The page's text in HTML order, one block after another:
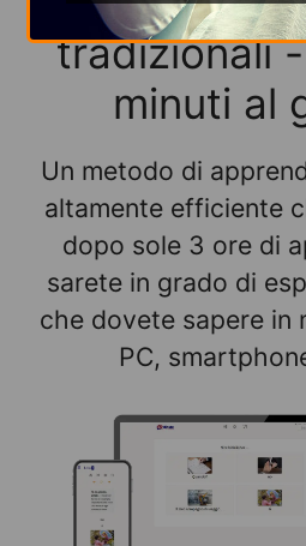
tradizionali
minuti al
Un metodo di
altamente efficiente
dopo sole 3 ore di
sarete in grado di
che dovete sapere in
PC,